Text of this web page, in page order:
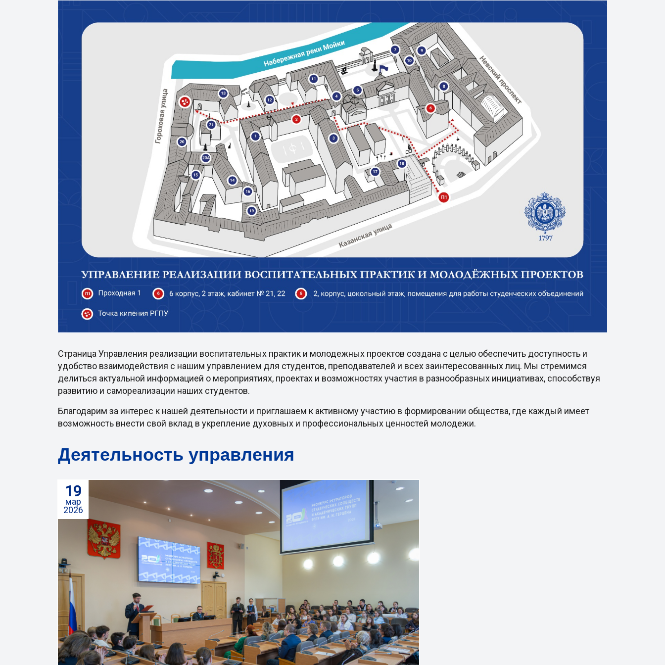
Страница Управления реализации воспитательных практик и молодежных проектов создана с целью обеспечить доступность и
удобство взаимодействия с нашим управлением для студентов, преподавателей и всех заинтересованных лиц. Мы стремимся
делиться актуальной информацией о мероприятиях, проектах и возможностях участия в разнообразных инициативах, способствуя
развитию и самореализации наших студентов.
Благодарим за интерес к нашей деятельности и приглашаем к активному участию в формировании общества, где каждый имеет
возможность внести свой вклад в укрепление духовных и профессиональных ценностей молодежи.
Деятельность управления
19
мар
2026